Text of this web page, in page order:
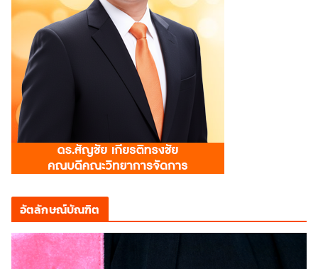
อัตลักษณ์บัณฑิต